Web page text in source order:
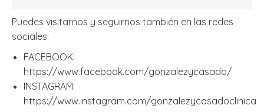
Puedes visitarnos y seguirnos también en las redes
sociales:
FACEBOOK:
https://www.facebook.com/gonzalezycasado/
INSTAGRAM:
https://www.instagram.com/gonzalezycasadoclinica